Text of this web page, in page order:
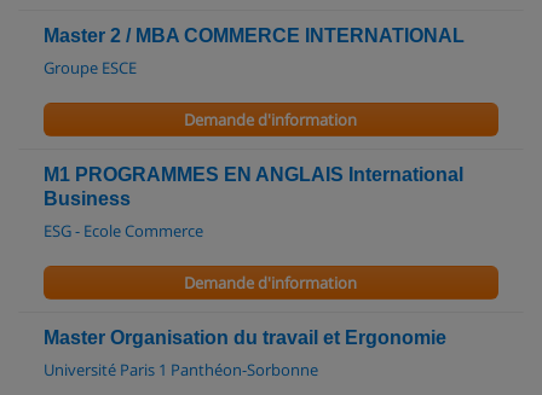
Master 2 / MBA COMMERCE INTERNATIONAL
Groupe ESCE
Demande d'information
M1 PROGRAMMES EN ANGLAIS International
Business
ESG - Ecole Commerce
Demande d'information
Master Organisation du travail et Ergonomie
Université Paris 1 Panthéon-Sorbonne